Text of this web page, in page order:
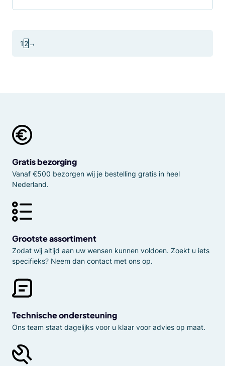
1 2→
Gratis bezorging
Vanaf €500 bezorgen wij je bestelling gratis in heel
Nederland.
Grootste assortiment
Zodat wij altijd aan uw wensen kunnen voldoen. Zoekt u iets
specifieks? Neem dan contact met ons op.
Technische ondersteuning
Ons team staat dagelijks voor u klaar voor advies op maat.